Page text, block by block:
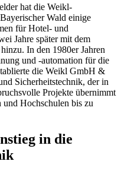
hat die Weikl-
Wald einige
für Hotel- und
Jahre später mit dem
In den 1980er Jahren
und -automation für die
die Weikl GmbH &
Sicherheitstechnik, der in
Projekte übernimmt
Hochschulen bis zu
in die